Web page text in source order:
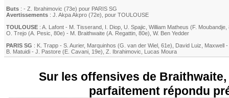
Buts : - Z. Ibrahimovic (73e) pour PARIS SG
Avertissements : J. Akpa Akpro (72e) , pour TOULOUSE
TOULOUSE : A. Lafont - M. Tisserand I. Diop U. Spajic William Matheus (F. Moubandje
O. Trejo (A. Pesic , 80e) - M. Braithwaite (A. Regattin , 80e) W. Ben Yedder
PARIS SG : K. Trapp - S. Aurier, Marquinhos (G. van der Wiel , 61e) David Luiz Maxwell -
B. Matuidi - J. Pastore (E. Cavani , 19e) Z. Ibrahimovic Lucas Moura
Sur les offensives de
parfaitement répondu